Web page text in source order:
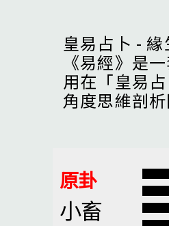
皇易占卜 -
《易經》是
用在「皇易
角度思維剖
原卦
小畜